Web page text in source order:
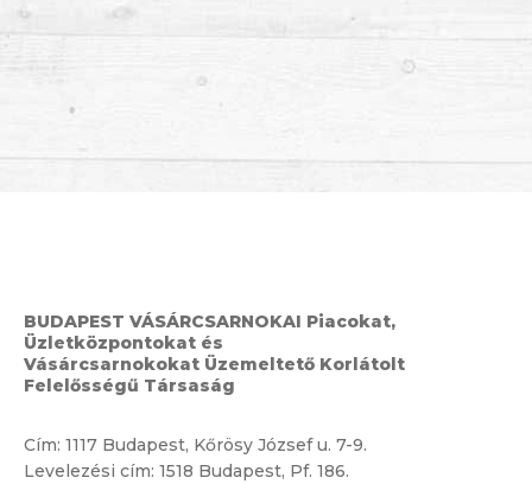
BUDAPEST VÁSÁRCSARNOKAI Piacokat,
Üzletközpontokat és
Vásárcsarnokokat Üzemeltető Korlátolt
Felelősségű Társaság
Cím: 1117 Budapest, Kőrösy József u. 7-9.
Levelezési cím: 1518 Budapest, Pf. 186.